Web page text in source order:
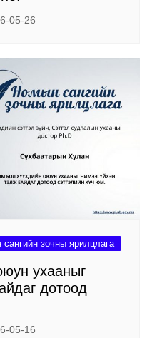
05-26
зочны ярилцлага
ухааныг
дотоод
05-16